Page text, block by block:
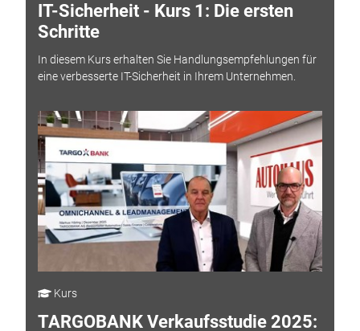
IT-Sicherheit - Kurs 1: Die ersten
Schritte
In diesem Kurs erhalten Sie Handlungsempfehlungen für
eine verbesserte IT-Sicherheit in Ihrem Unternehmen.
Kurs
TARGOBANK Verkaufsstudie 2025: